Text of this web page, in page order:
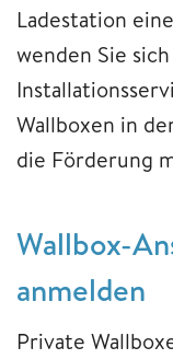
Ladestation
wenden Sie
Wallboxen in
die Förderung
Wallbox-
anmelden
Private